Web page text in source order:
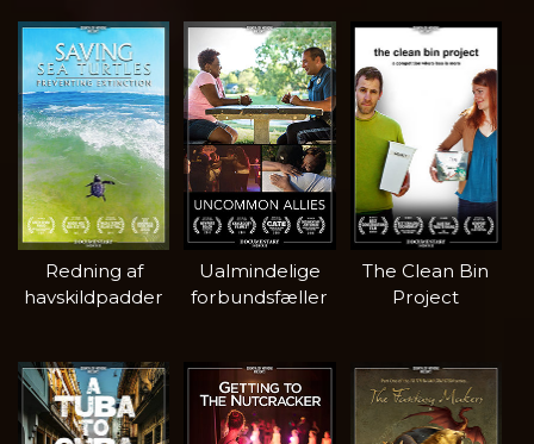
Redning af
havskildpadder
Ualmindelige
forbundsfæller
The Clean Bin
Project